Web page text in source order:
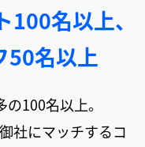
名以上、
50名以上
100名以上。
社にマッチするコ